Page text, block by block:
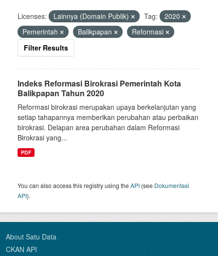
Licenses: Lainnya (Domain Publik) Tag:
2020
Pemerintah
Balikpapan
Reformasi
Filter Results
Indeks Reformasi Birokrasi Pemerintah Kota
Balikpapan Tahun 2020
Reformasi birokrasi merupakan upaya berkelanjutan yang
setiap tahapannya memberikan perubahan atau perbaikan
birokrasi. Delapan area perubahan dalam Reformasi
Birokrasi yang...
PDF
You can also access this registry using theAPI (see Dokumentasi
API).
About Satu Data
CKAN API